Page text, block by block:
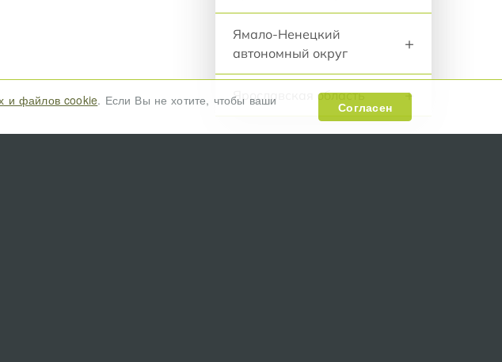
Ямало-Ненецкий
автономный округ
+
Ярославская область +
и файлов cookie. Если Вы не хотите, чтобы ваши
Согласен